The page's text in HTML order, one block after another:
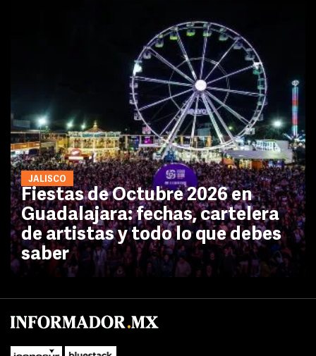
JALISCO
Fiestas de Octubre 2026 en
Guadalajara: fechas, cartelera
de artistas y todo lo que debes
saber